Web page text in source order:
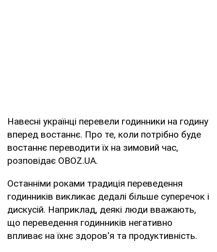
Навесні українці перевели годинники на годину
вперед востаннє. Про те, коли потрібно буде
востаннє переводити їх на зимовий час,
розповідає OBOZ.UA.
Останніми роками традиція переведення
годинників викликає дедалі більше суперечок і
дискусій. Наприклад, деякі люди вважають,
що переведення годинників негативно
впливає на їхнє здоров'я та продуктивність.